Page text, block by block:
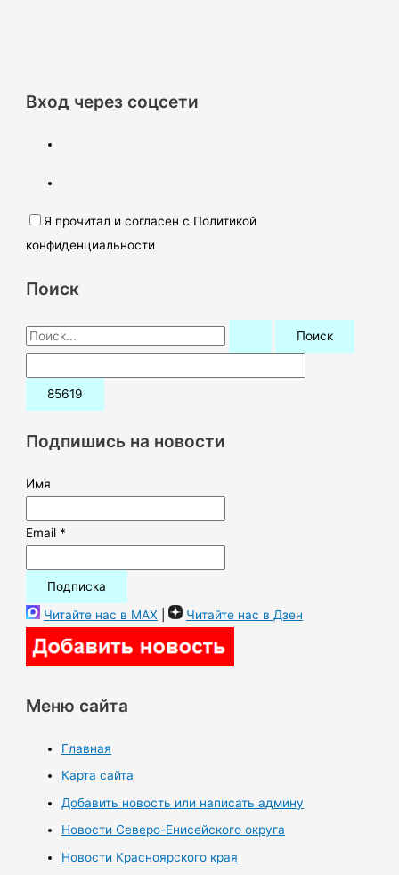
Вход через соцсети
Я прочитал и согласен с Политикой
конфиденциальности
Поиск
П
о
и
:Подпишись на новости
Имя
Email *
Читайте нас в MAX | Читайте нас в Дзен
Меню сайта
Главная
Карта сайта
Добавить новость или написать админу
Новости Северо-Енисейского округа
Новости Красноярского края